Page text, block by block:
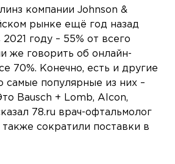
компании Johnson &
рынке ещё год назад
году – 55% от всего
же говорить об онлайн-
70%. Конечно, есть и другие
самые популярные из них –
Bausch + Lomb, Alcon,
78.ru врач-офтальмолог
сократили поставки в